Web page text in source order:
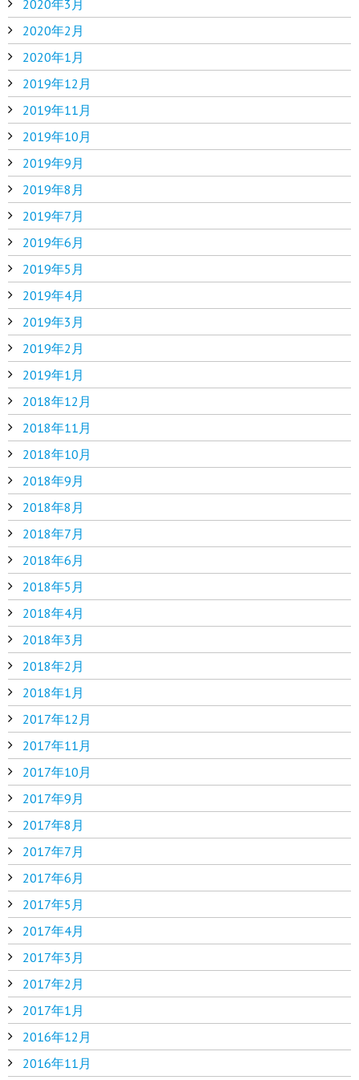
2020年3月
2020年2月
2020年1月
2019年12月
2019年11月
2019年10月
2019年9月
2019年8月
2019年7月
2019年6月
2019年5月
2019年4月
2019年3月
2019年2月
2019年1月
2018年12月
2018年11月
2018年10月
2018年9月
2018年8月
2018年7月
2018年6月
2018年5月
2018年4月
2018年3月
2018年2月
2018年1月
2017年12月
2017年11月
2017年10月
2017年9月
2017年8月
2017年7月
2017年6月
2017年5月
2017年4月
2017年3月
2017年2月
2017年1月
2016年12月
2016年11月